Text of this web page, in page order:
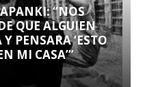
“NOS
QUE ALGUIEN
PENSARA ‘ESTO
MI CASA’”